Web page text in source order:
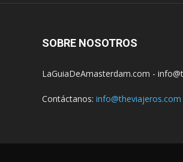
SOBRE NOSOTROS
LaGuiaDeAmasterdam.com -
Contáctanos: info@theviajeros.com